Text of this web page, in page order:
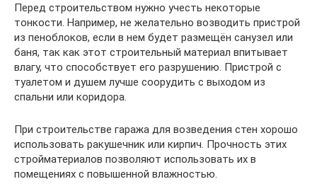
Перед строительством нужно учесть некоторые
тонкости. Например, не желательно возводить пристрой
из пеноблоков, если в нем будет размещён санузел или
баня, так как этот строительный материал впитывает
влагу, что способствует его разрушению. Пристрой с
туалетом и душем лучше соорудить с выходом из
спальни или коридора.
При строительстве гаража для возведения стен хорошо
использовать ракушечник или кирпич. Прочность этих
стройматериалов позволяют использовать их в
помещениях с повышенной влажностью.